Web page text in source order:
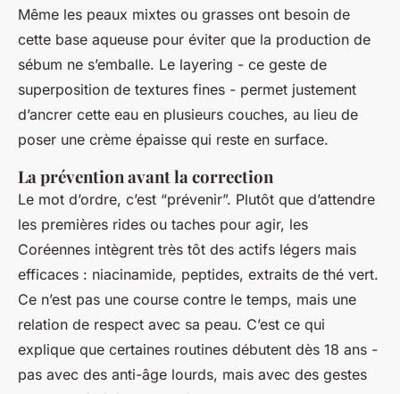
Même les peaux mixtes ou grasses ont besoin de
cette base aqueuse pour éviter que la production de
sébum ne s’emballe. Le layering - ce geste de
superposition de textures fines - permet justement
d’ancrer cette eau en plusieurs couches, au lieu de
poser une crème épaisse qui reste en surface.
La prévention avant la correction
Le mot d’ordre, c’est “prévenir”. Plutôt que d’attendre
les premières rides ou taches pour agir, les
Coréennes intègrent très tôt des actifs légers mais
efficaces : niacinamide, peptides, extraits de thé vert.
Ce n’est pas une course contre le temps, mais une
relation de respect avec sa peau. C’est ce qui
explique que certaines routines débutent dès 18 ans -
pas avec des anti-âge lourds, mais avec des gestes